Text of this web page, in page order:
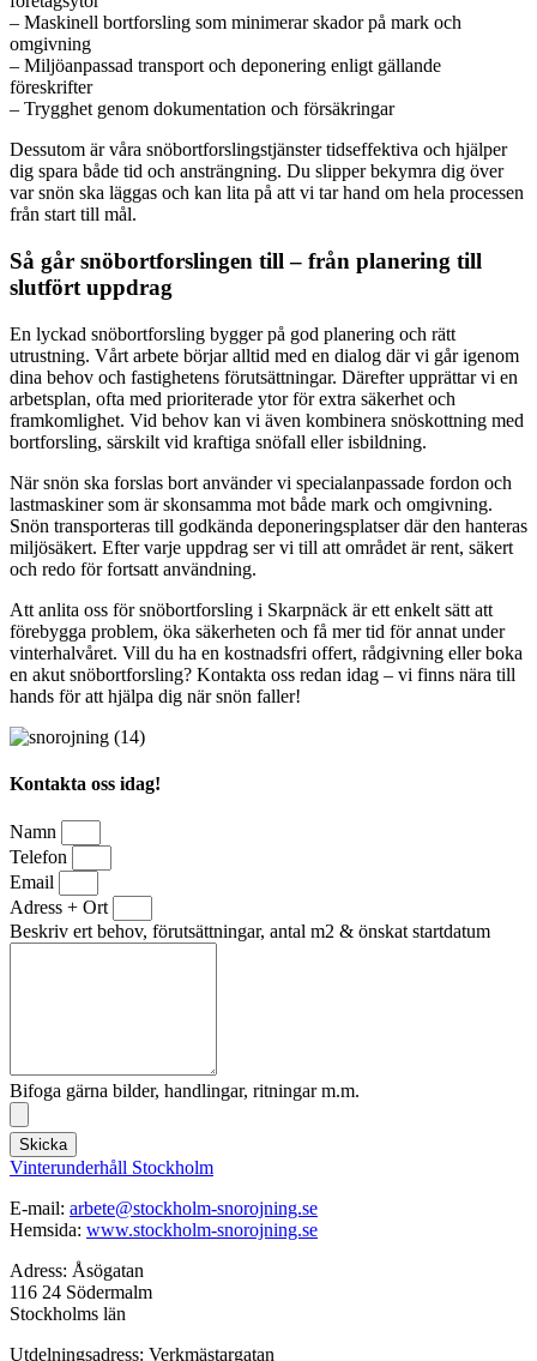
– Maskinell bortforsling som minimerar skador på mark och
omgivning
– Miljöanpassad transport och deponering enligt gällande
föreskrifter
– Trygghet genom dokumentation och försäkringar
Dessutom är våra snöbortforslingstjänster tidseffektiva och hjälper
dig spara både tid och ansträngning. Du slipper bekymra dig över
var snön ska läggas och kan lita på att vi tar hand om hela processen
från start till mål.
Så går snöbortforslingen till – från planering till
slutfört uppdrag
En lyckad snöbortforsling bygger på god planering och rätt
utrustning. Vårt arbete börjar alltid med en dialog där vi går igenom
dina behov och fastighetens förutsättningar. Därefter upprättar vi en
arbetsplan, ofta med prioriterade ytor för extra säkerhet och
framkomlighet. Vid behov kan vi även kombinera snöskottning med
bortforsling, särskilt vid kraftiga snöfall eller isbildning.
När snön ska forslas bort använder vi specialanpassade fordon och
lastmaskiner som är skonsamma mot både mark och omgivning.
Snön transporteras till godkända deponeringsplatser där den hanteras
miljösäkert. Efter varje uppdrag ser vi till att området är rent, säkert
och redo för fortsatt användning.
Att anlita oss för snöbortforsling i Skarpnäck är ett enkelt sätt att
förebygga problem, öka säkerheten och få mer tid för annat under
vinterhalvåret. Vill du ha en kostnadsfri offert, rådgivning eller boka
en akut snöbortforsling? Kontakta oss redan idag – vi finns nära till
hands för att hjälpa dig när snön faller!
Kontakta oss idag!
Namn
Telefon
Email
Adress + Ort
Beskriv ert behov, förutsättningar, antal m2 & önskat startdatum
Bifoga gärna bilder, handlingar, ritningar m.m.
Skicka
Vinterunderhåll Stockholm
E-mail: arbete@stockholm-snorojning.se
Hemsida: www.stockholm-snorojning.se
Adress: Åsögatan
116 24 Södermalm
Stockholms län
Utdelningsadress: Verkmästargatan